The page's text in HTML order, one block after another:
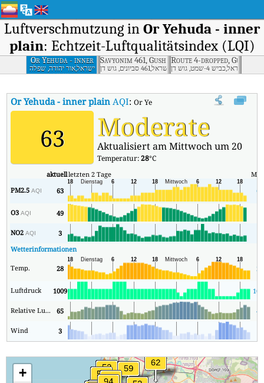
Luftverschmutzung in Or Yehuda - inner
plain: Echtzeit-Luftqualitätsindex (LQI)
Or Yehuda - inner
plain
ישראל,אור יהודה, שפלה
פנימית
Savyonim 461, Gush Dan
ישראל,461 סביונים, גוש דן
Route 4-dropped, Gush Dan
ישראל,כביש 4-שמט, גוש דן
Or Yehuda - inner plain AQI:Or Yehuda - inner plain Echtzeit-
63 Moderate
Aktualisiert am Mittwoch um 20
Temperatur:28°C
aktuellletzten 2 Tage
PM2.5AQI 63 62
O3AQI 49
NO2AQI 3
Wetterinformationen
Temp. 28 25
Luftdruck 1009
Relative Luftfeuchtigkeit 65 46
Wind 3
+